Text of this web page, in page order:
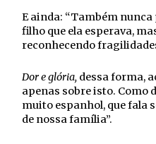
E ainda: “Também
filho que ela esperava,
reconhecendo
Dor e glória, dessa forma,
apenas sobre isto. Como
muito espanhol, que fala
de nossa família”.